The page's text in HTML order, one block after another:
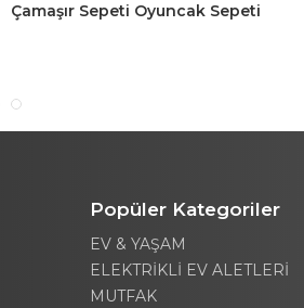
Çamaşır Sepeti Oyuncak Sepeti
Popüler Kategoriler
EV & YAŞAM
ELEKTRİKLİ EV ALETLERİ
MUTFAK